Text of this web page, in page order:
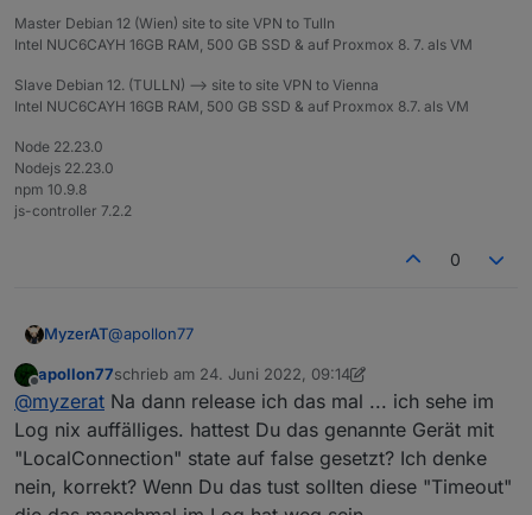
Master Debian 12 (Wien) site to site VPN to Tulln
Intel NUC6CAYH 16GB RAM, 500 GB SSD & auf Proxmox 8. 7. als VM
Slave Debian 12. (TULLN) --> site to site VPN to Vienna
Intel NUC6CAYH 16GB RAM, 500 GB SSD & auf Proxmox 8.7. als VM
Node 22.23.0
Nodejs 22.23.0
npm 10.9.8
js-controller 7.2.2
0
MyzerAT@apollon77
so hier die zwei logfiles, start der instanz meross.0 im
debugmodus am 22.06.2022 um ca. 11:27 bis
23.06.2022 bis ca. 18:42
MyzerAT_22062022.rar
MyzerAT_23062022.rar
und wieder habe ich das eine Meross Gerät aus Tulln
in der Handyapp mit den Geräten aus Wien
eingebunden.
apollon77schrieb am 24. Juni 2022, 09:14
zuletzt editiert von apollon77
@myzerat Na dann release ich das mal ... ich sehe im
Log nix auffälliges. hattest Du das genannte Gerät mit
"LocalConnection" state auf false gesetzt? Ich denke
nein, korrekt? Wenn Du das tust sollten diese "Timeout"